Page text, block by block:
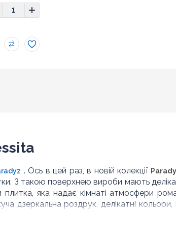
. Ось в цей раз, в новій колекції
З такою поверхнею вироби мають
яка надає кімнаті атмосфери
дзеркальна роздрук, делікатні